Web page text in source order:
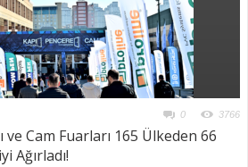
0 3766
ve Cam Fuarları 165 Ülkeden 66
Ağırladı!